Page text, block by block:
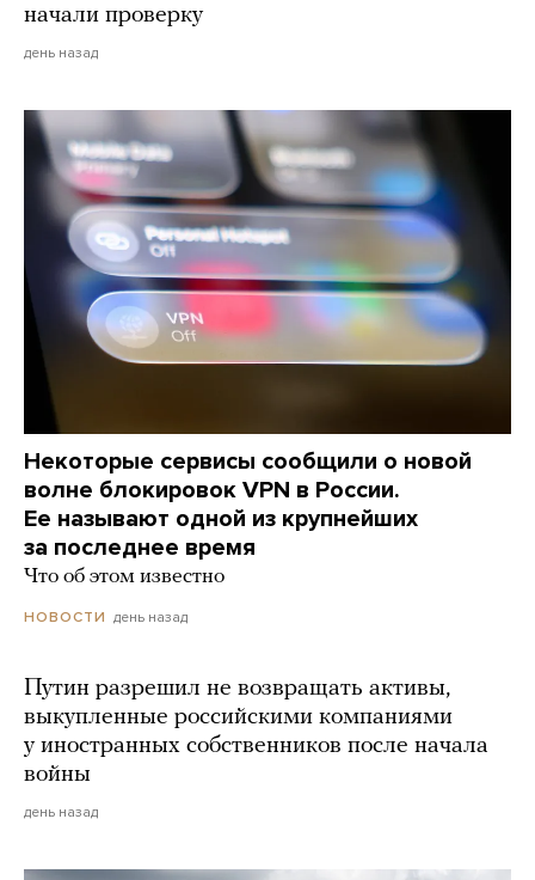
начали проверку
день назад
Некоторые сервисы сообщили о новой
волне блокировок VPN в России.
Ее называют одной из крупнейших
за последнее время
Что об этом известно
НОВОСТИ день назад
Путин разрешил не возвращать активы,
выкупленные российскими компаниями
у иностранных собственников после начала
войны
день назад